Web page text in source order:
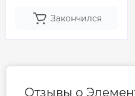
Закончился
Отзывы о